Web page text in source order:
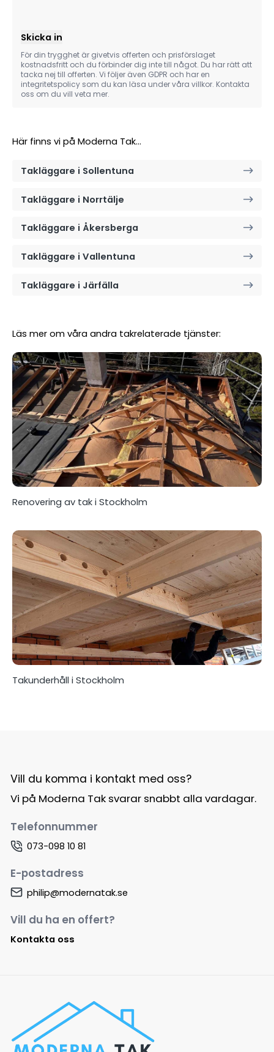
Skicka in
För din trygghet är givetvis offerten och prisförslaget
kostnadsfritt och du förbinder dig inte till något. Du har rätt att
tacka nej till offerten. Vi följer även GDPR och har en
integritetspolicy som du kan läsa under våra villkor. Kontakta
oss om du vill veta mer.
Här finns vi på Moderna Tak...
Takläggare i Sollentuna
Takläggare i Norrtälje
Takläggare i Åkersberga
Takläggare i Vallentuna
Takläggare i Järfälla
Läs mer om våra andra takrelaterade tjänster:
Renovering av tak i Stockholm
Takunderhåll i Stockholm
Vill du komma i kontakt med oss?
Vi på Moderna Tak svarar snabbt alla vardagar.
Telefonnummer
073-098 10 81
E-postadress
philip@modernatak.se
Vill du ha en offert?
Kontakta oss